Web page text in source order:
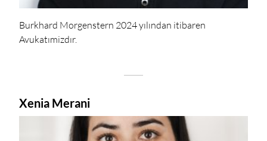
Burkhard Morgenstern 2024 yılından itibaren
Avukatımizdır.
Xenia Merani